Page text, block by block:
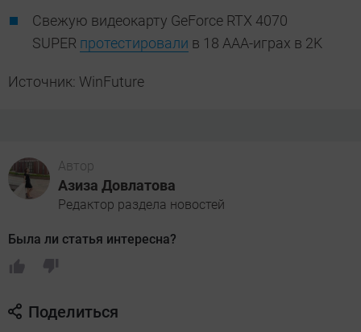
Свежую видеокарту GeForce RTX 4070
SUPER протестировали в 18 ААА-играх в 2K
Источник: WinFuture
Автор
Азиза Довлатова
Редактор раздела новостей
Была ли статья интересна?
Поделиться